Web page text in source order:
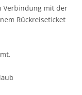
Verbindung mit der
Rückreiseticket